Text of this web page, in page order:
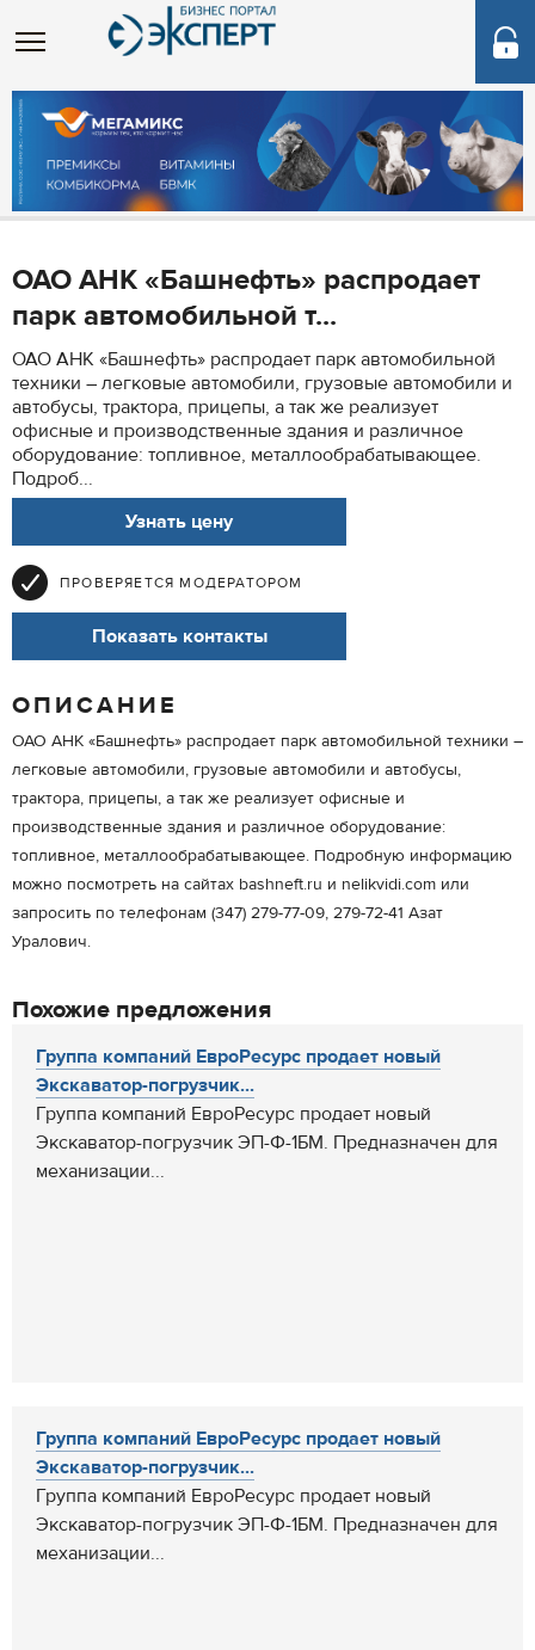
ОАО АНК «Башнефть» распродает
парк автомобильной т...
ОАО АНК «Башнефть» распродает парк автомобильной
техники – легковые автомобили, грузовые автомобили и
автобусы, трактора, прицепы, а так же реализует
офисные и производственные здания и различное
оборудование: топливное, металлообрабатывающее.
Подроб...
Узнать цену
ПРОВЕРЯЕТСЯ МОДЕРАТОРОМ
Показать контакты
ОПИСАНИЕ
ОАО АНК «Башнефть» распродает парк автомобильной техники –
легковые автомобили, грузовые автомобили и автобусы,
трактора, прицепы, а так же реализует офисные и
производственные здания и различное оборудование:
топливное, металлообрабатывающее. Подробную информацию
можно посмотреть на сайтах bashneft.ru и nelikvidi.com или
запросить по телефонам (347) 279-77-09, 279-72-41 Азат
Уралович.
Похожие предложения
Группа компаний ЕвроРесурс продает новый
Экскаватор-погрузчик...
Группа компаний ЕвроРесурс продает новый
Экскаватор-погрузчик ЭП-Ф-1БМ. Предназначен для
механизации...
Группа компаний ЕвроРесурс продает новый
Экскаватор-погрузчик...
Группа компаний ЕвроРесурс продает новый
Экскаватор-погрузчик ЭП-Ф-1БМ. Предназначен для
механизации...